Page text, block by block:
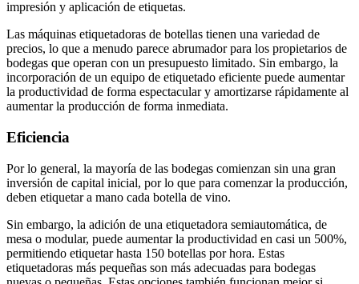
impresión y aplicación de etiquetas.
Las máquinas etiquetadoras de botellas tienen una variedad de
precios, lo que a menudo parece abrumador para los propietarios de
bodegas que operan con un presupuesto limitado. Sin embargo, la
incorporación de un equipo de etiquetado eficiente puede aumentar
la productividad de forma espectacular y amortizarse rápidamente al
aumentar la producción de forma inmediata.
Eficiencia
Por lo general, la mayoría de las bodegas comienzan sin una gran
inversión de capital inicial, por lo que para comenzar la producción,
deben etiquetar a mano cada botella de vino.
Sin embargo, la adición de una etiquetadora semiautomática, de
mesa o modular, puede aumentar la productividad en casi un 500%,
permitiendo etiquetar hasta 150 botellas por hora. Estas
etiquetadoras más pequeñas son más adecuadas para bodegas